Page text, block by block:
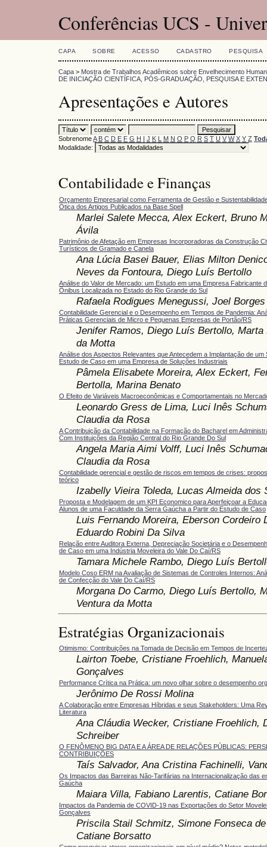
Conferências UCS -
CAPA SOBRE ACESSO CADASTRO PESQUISA
Capa > Mostra de Trabalhos Acadêmicos sobre Envelhecimento
DE INICIAÇÃO CIENTÍFICA, PÓS-GRADUAÇÃO, PESQUISA E
Apresentações e Autores
SobrenomeA B C D E F G H I J K L M N O P Q R S T U V W X Y Z
Modalidade:
Contabilidade e Finanças
Orçamento Empresarial como Ferramenta de Gestão e
Ótica dos Artigos Publicados na Base Spell
Marlei Salete Mecca, Alex Eckert, Bruno
Ávila
Patrimônio de Afetação em Empresas Incorporadoras da Construção
Turísticos de Gramado e Canela
Ana Lúcia Basei Bauer, Elias Milton
Neves da Fontoura, Diego Luís Bertollo
Análise do Valor de Mercado: um Estudo em uma Empresa Fabricante
Ônibus Localizada no Estado do Rio Grande do Sul
Rafaela Rodigues Menegussi, Joel
Contabilidade Gerencial e o Desempenho em Tempos de Pandemia:
Práticas Gerenciais de Micro e Pequenas Empresas de Portão/RS
Jenifer Ramos, Diego Luís Bertollo, Marta
da Motta
Análise dos Aspectos Relevantes que Antecedem a Implantação de um
Estudo de Caso em uma Empresa de Soluções Industriais
Pâmela Elisabete Moreira, Alex Eckert,
Bertolla, Marina Benato
O Efeito de Variáveis Macroeconômicas e Comportamentais no
Leonardo Gress de Lima, Luci Inês
Claudia da Rosa
A Contribuição da Contabilidade na Formação do Bacharel em
Com Instituições da Região Central do Rio Grande Do Sul
Angela Maria Aimi Volff, Luci Inês
Claudia da Rosa
Contabilidade gerencial e gestão de riscos em tempos de crises:
teórico
Izabelly Vieira Toleda, Lucas Almeida dos
Proposta e Modelagem de um KPI Economico para Aperfeiçoar a
Alunos de uma Faculdade da Serra Gaúcha a Partir do Estudo de Caso
Luis Fernando Moreira, Eberson Cordeiro
Eduardo Robini Da Silva
Relação entre Auditora Externa, Depreciação Societária e o
de Caso em uma Indústria Moveleira do Vale Do Caí/RS
Tamara Michele Rambo, Diego Luís
Modelo Coso ERM na Avaliação de Sistemas de Controles Internos:
de Confecção do Vale Do Caí/RS
Morgana Do Carmo, Diego Luís Bertollo,
Ventura da Motta
Estratégias Organizacionais
Otimismo: Contribuições na Tomada de Decisão em Tempos de
Lairton Toebe, Cristiane Froehlich,
Gonçalves
Performance Crítica na Prática: um novo olhar sobre o desempenho
Jerônimo De Rossi Molina
A Colaboração entre Empresas Híbridas e seus Stakeholders: Uma
Literatura
Ana Cláudia Wecker, Cristiane Froehlich,
Schreiber
O FENÔMENO BIG DATA E A ÁREA DE RELAÇÕES PÚBLICAS:
CONTRIBUIÇÕES
Taís Salvador, ‪Ana Cristina Fachinelli,
Os Impactos das Barreiras Não-Tarifárias na Internacionalização das
Gaúcha
Maiara Villa, Fabiano Larentis, Catiane
Impactos da Pandemia de COVID-19 nas Exportações do Setor
Gonçalves
Priscila Stail Schmitz, Simone Fonseca
Catiane Borsatto